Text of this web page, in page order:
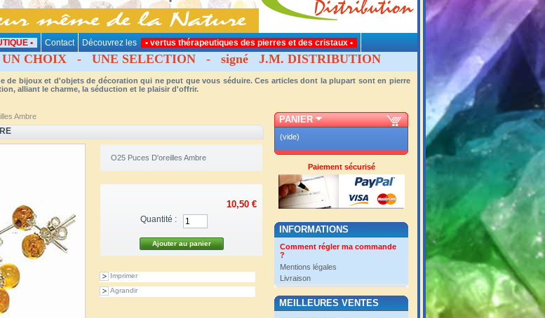
• Contact Découvrez les • vertus thérapeutiques des pierres et des cristaux •
UN CHOIX - UNE SELECTION - signé J.M. DISTRIBUTION
de bijoux et d'objets de décoration qui ne peut que vous séduire. Ces articles dont la plupart sont en pierre
alliant le charme, la séduction et le plaisir d'offrir.
Ambre
O25 Puces D'oreilles Ambre
10,50 €
Quantité :
Imprimer
Agrandir
PANIER
(vide)
Paiement sécurisé
INFORMATIONS
Comment régler ma commande
?
Mentions légales
Livraison
MEILLEURES VENTES